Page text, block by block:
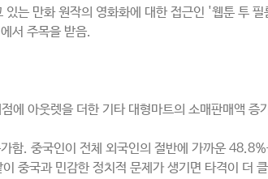
는 만화 원작의 영화화에 대한 접근인 '웹툰 투
서 주목을 받음.
아웃렛을 더한 기타 대형마트의 소매판매액 증
함. 중국인이 전체 외국인의 절반에 가까운
중국과 민감한 정치적 문제가 생기면 타격이 더